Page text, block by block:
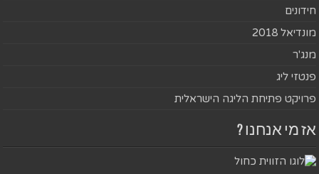
חידונים
מונדיאל 2018
מנג'ר
פנטזי ליג
פרויקט פתיחת הליגה הישראלית
אז מי אנחנו ?